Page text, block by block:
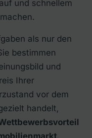
und schnellem
als nur den
bestimmen
und
Ihrer
vor dem
handelt,
.